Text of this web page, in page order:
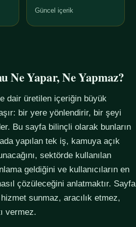
Güncel içerik
Ne Yapar, Ne Yapmaz?
dair üretilen içeriğin büyük
bir yere yönlendirir, bir şeyi
Bu sayfa bilinçli olarak bunların
yapılan tek iş, kamuya açık
sektörde kullanılan
geldiğini ve kullanıcıların en
çözüleceğini anlatmaktır. Sayfa
sunmaz, aracılık etmez,
vermez.